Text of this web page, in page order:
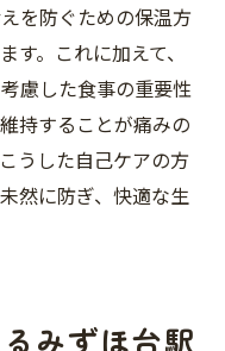
を防ぐための保温方
。これに加えて、
慮した食事の重要性
持することが痛みの
うした自己ケアの方
然に防ぎ、快適な生
みずほ台駅